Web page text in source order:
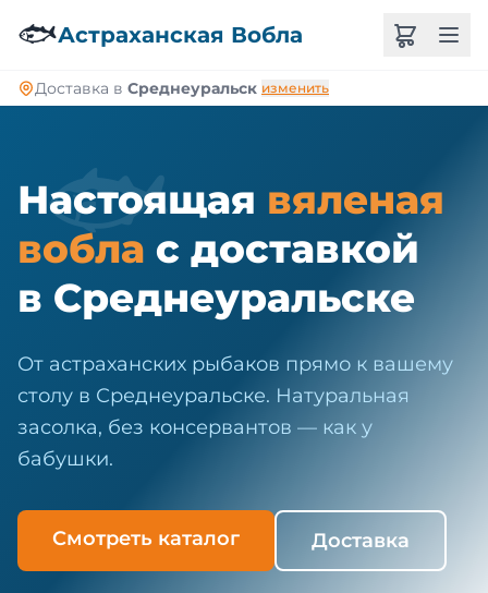
🐟Астраханская Вобла
Доставка в Среднеуральск изменить
🐟
Настоящая вяленая
вобла с доставкой
в Среднеуральске
От астраханских рыбаков прямо к вашему
столу в Среднеуральске. Натуральная
засолка, без консервантов — как у
бабушки.
Смотреть каталог Доставка